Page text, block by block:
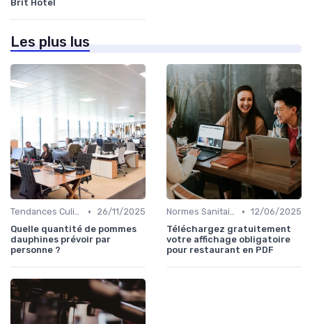
Brit Hotel
Les plus lus
Tendances Culinaire •
26/11/2025
Quelle quantité de pommes
dauphines prévoir par
personne ?
Normes Sanitaires • 12/06/2025
Téléchargez gratuitement
votre affichage obligatoire
pour restaurant en PDF